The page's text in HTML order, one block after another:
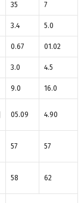
35 7
3.4 5.0
0.67 01.02
3.0 4.5
9.0 16.0
05.09 4.90
57 57
58 62